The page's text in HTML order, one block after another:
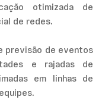
otimizada de
de redes.
previsão de eventos
e rajadas de
em linhas de